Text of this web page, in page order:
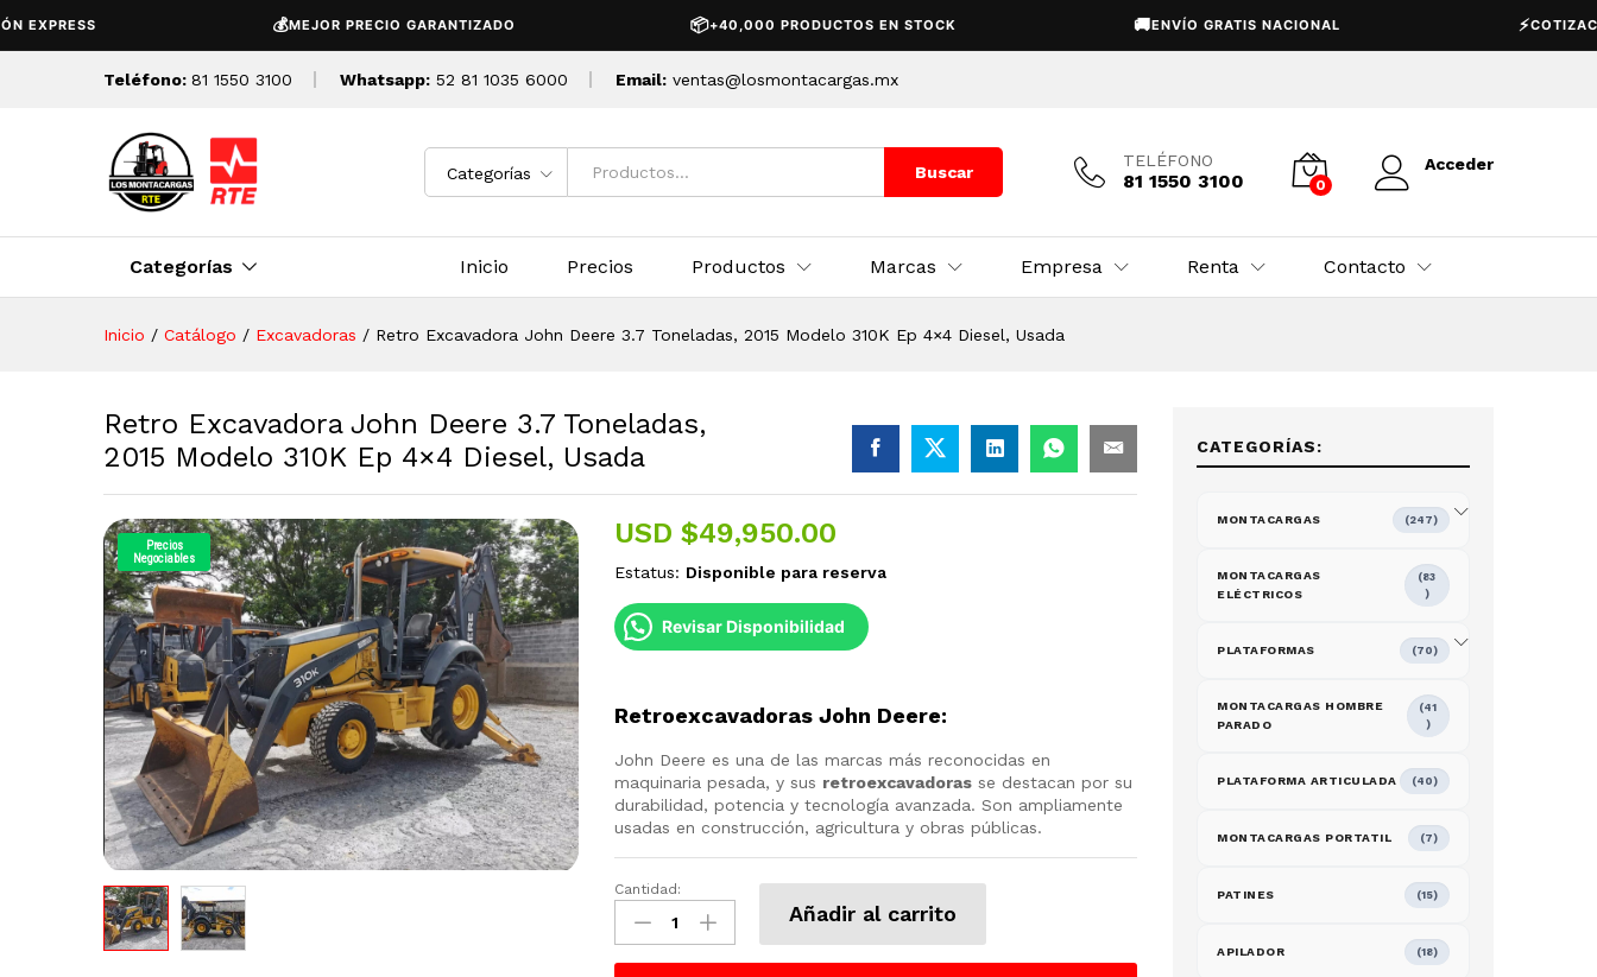
MEJOR PRECIO GARANTIZADO +40,000 PRODUCTOS EN STOCK ENVÍO GRATIS NACIONAL COTIZACIÓN
Teléfono: 81 1550 3100 Whatsapp: 52 81 1035 6000 Email: ventas@losmontacargas.mx
Categorías Buscar
TELÉFONO
81 1550 3100 0
Acceder
Categorías Inicio Precios Productos Marcas Empresa Renta Contacto
Inicio / Catálogo / Excavadoras / Retro Excavadora John Deere 3.7 Toneladas, 2015 Modelo 310K Ep 4×4 Diesel, Usada
Retro Excavadora John Deere 3.7 Toneladas,
2015 Modelo 310K Ep 4×4 Diesel, Usada
Precios
Negociables
USD $49,950.00
Estatus: Disponible para reserva
Revisar Disponibilidad
Retroexcavadoras John Deere:
John Deere es una de las marcas más reconocidas en
maquinaria pesada, y sus retroexcavadoras se destacan por su
durabilidad, potencia y tecnología avanzada. Son ampliamente
usadas en construcción, agricultura y obras públicas.
Retro
Excavadora
John
Cantidad:
Añadir al carrito
CATEGORÍAS:
MONTACARGAS (247)
MONTACARGAS
ELÉCTRICOS
(83
)
PLATAFORMAS (70)
MONTACARGAS HOMBRE
PARADO
(41
)
PLATAFORMA ARTICULADA (40)
MONTACARGAS PORTATIL (7)
PATINES (15)
APILADOR (18)
Diesel, Usada
Descripción Detalles Tecnicos
USD
49,950.00